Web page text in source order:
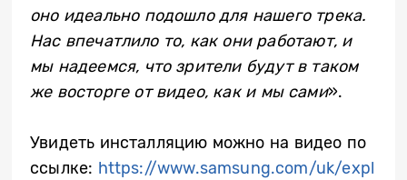
оно идеально подошло для нашего трека.
Нас впечатлило то, как они работают, и
мы надеемся, что зрители будут в таком
же восторге от видео, как и мы сами».
Увидеть инсталляцию можно на видео по
ссылке: https://www.samsung.com/uk/expl